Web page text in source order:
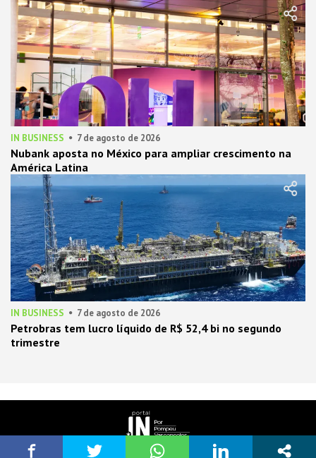
IN BUSINESS 7 de agosto de 2026
Nubank aposta no México para ampliar crescimento na
América Latina
IN BUSINESS 7 de agosto de 2026
Petrobras tem lucro líquido de R$ 52,4 bi no segundo
trimestre